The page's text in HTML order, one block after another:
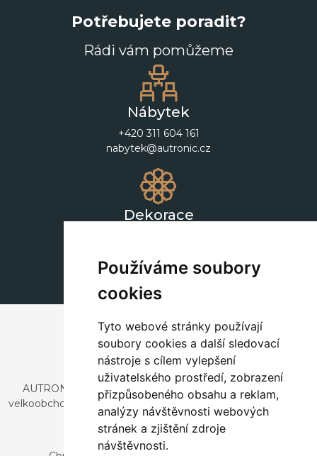
Používáme soubory
cookies
Tyto webové stránky používají
soubory cookies a další sledovací
nástroje s cílem vylepšení
uživatelského prostředí, zobrazení
přizpůsobeného obsahu a reklam,
analýzy návštěvnosti webových
stránek a zjištění zdroje
návštěvnosti.
Potřebujete poradit?
Rádi vám pomůžeme
Nábytek
+420 311 604 161
nabytek@autronic.cz
Dekorace
AUTRONIC, s.r.o. je společnost zabývající se dovozem a
velkoobchodním prodejem designového i stylového nábytku
a dekorací.
Česká republika